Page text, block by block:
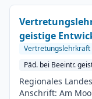
geistige
Vertretungslehrkraft
Päd. bei Beeintr.
Regionales
Anschrift: Am